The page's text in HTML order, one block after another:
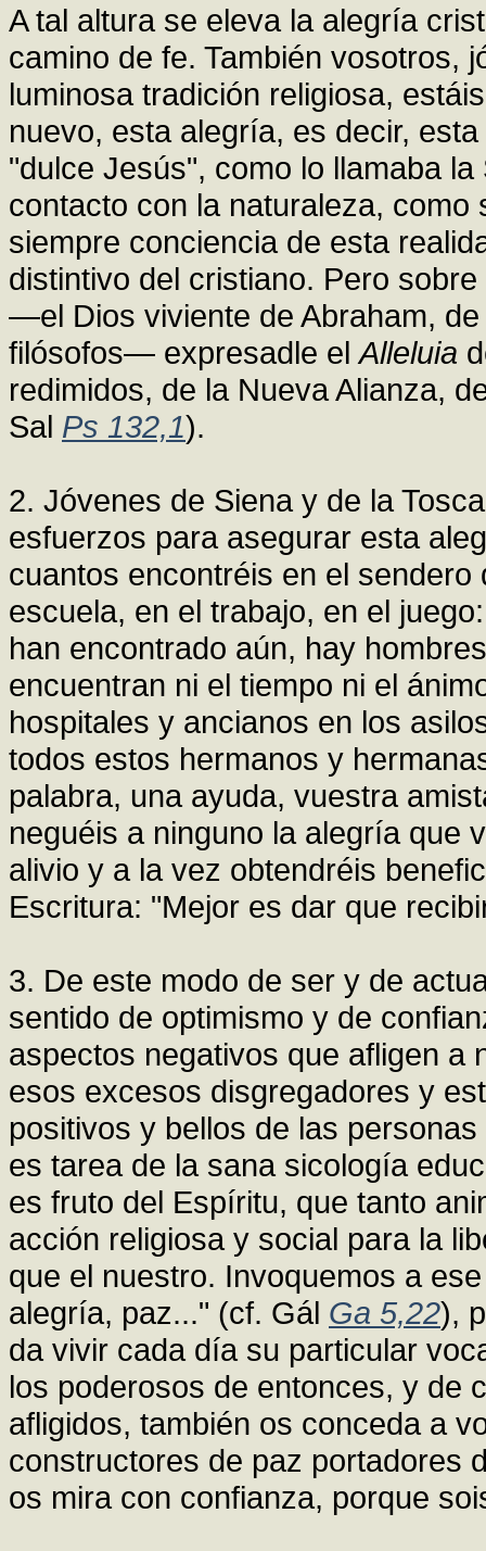
A tal altura se eleva la alegría
camino de fe. También vosotros,
luminosa tradición religiosa,
nuevo, esta alegría, es decir, esta
"dulce Jesús", como lo llamaba
contacto con la naturaleza,
siempre conciencia de esta
distintivo del cristiano. Pero
—el Dios viviente de Abraham,
filósofos— expresadle elAlleluia
redimidos, de la Nueva Alianza,
Sal Ps 132,1).
2. Jóvenes de Siena y de la
esfuerzos para asegurar esta
cuantos encontréis en el
escuela, en el trabajo, en el
han encontrado aún, hay
encuentran ni el tiempo ni el
hospitales y ancianos en los
todos estos hermanos y
palabra, una ayuda, vuestra
neguéis a ninguno la alegría que
alivio y a la vez obtendréis
Escritura: "Mejor es dar que
3. De este modo de ser y de
sentido de optimismo y de
aspectos negativos que afligen a
esos excesos disgregadores y
positivos y bellos de las
es tarea de la sana sicología
es fruto del Espíritu, que tanto
acción religiosa y social para la
que el nuestro. Invoquemos a
alegría, paz..." (cf. Gál Ga 5,22),
da vivir cada día su particular
los poderosos de entonces, y de
afligidos, también os conceda a
constructores de paz portadores
os mira con confianza, porque